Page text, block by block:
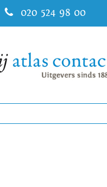
020 524 98 00